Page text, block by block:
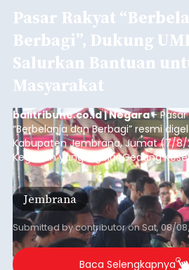
Pasar Rakyat
Berbagi”, Dukung
Salurkan Bantuan
Masyarakat
balitribune.co.id | Negara-
“Berbelanja dan Berbagi” resmi
Kabupaten Jembrana, Jumat (7/
Kegiatan yang digelar Gedung
Soekarno ini memadukan
ekonomi masyarakat dengan aksi
mendapat antusiasme tinggi dan
transaksi mencapai Rp672.733.200.
Jembrana
Submitted bycontributoronSat, 08/
Baca Selengkapnya